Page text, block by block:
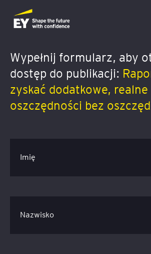
Wypełnij formularz, aby
dostęp do publikacji:
zyskać dodatkowe, realne
oszczędności bez
Imię
Nazwisko